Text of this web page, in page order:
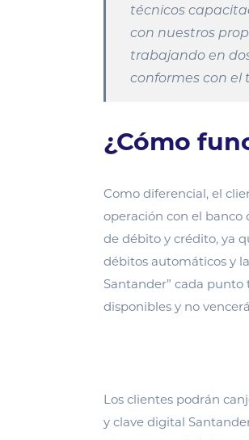
técnicos
con nuestros
trabajando en
conformes con el
¿Cómo
Como diferencial, el
operación con el
de débito y crédito, ya
débitos automáticos y
Santander” cada
disponibles y no
Los clientes podrán
y clave digital